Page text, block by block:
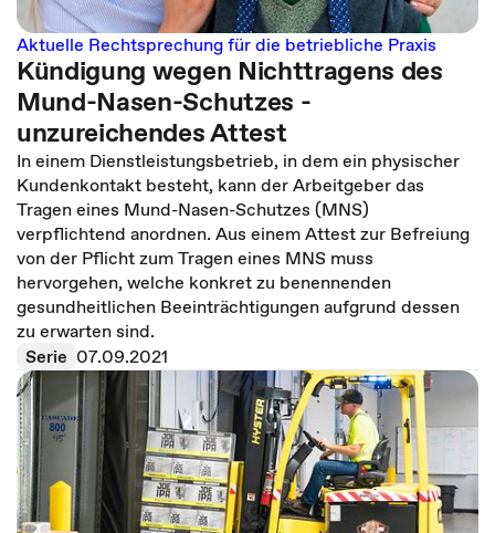
Aktuelle Rechtsprechung für die betriebliche Praxis
Kündigung wegen Nichttragens des
Mund-Nasen-Schutzes -
unzureichendes Attest
In einem Dienstleistungsbetrieb, in dem ein physischer
Kundenkontakt besteht, kann der Arbeitgeber das
Tragen eines Mund-Nasen-Schutzes (MNS)
verpflichtend anordnen. Aus einem Attest zur Befreiung
von der Pflicht zum Tragen eines MNS muss
hervorgehen, welche konkret zu benennenden
gesundheitlichen Beeinträchtigungen aufgrund dessen
zu erwarten sind.
Serie 07.09.2021